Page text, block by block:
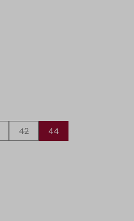
42 44